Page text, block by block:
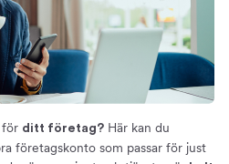
stora belopp
användas till
för företag
för företag
för ditt företag? Här kan du
företagskonto som passar för just